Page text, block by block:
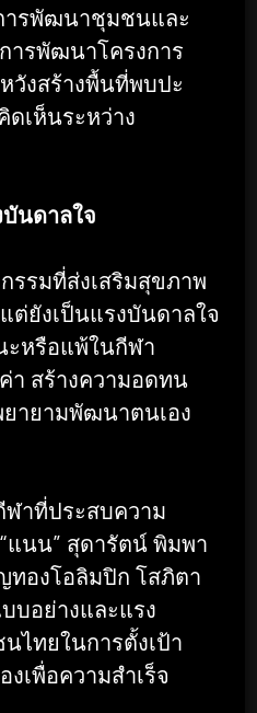
ารพัฒนาชุมชนและ
ารพัฒนาโครงการ
วังสร้างพื้นที่พบปะ
เห็นระหว่าง
นดาลใจ
รรมที่ส่งเสริมสุขภาพ
ต่ยังเป็นแรงบันดาลใจ
หรือแพ้ในกีฬา
า สร้างความอดทน
ายามพัฒนาตนเอง
าที่ประสบความ
แนน” สุดารัตน์ พิมพา
ทองโอลิมปิก โสภิตา
บอย่างและแรง
ไทยในการตั้งเป้า
เพื่อความสำเร็จ